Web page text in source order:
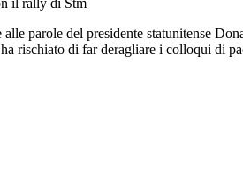
parole del presidente statunitense
rischiato di far deragliare i colloqui di